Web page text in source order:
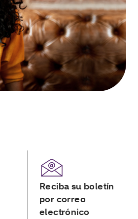
Reciba su boletín
por correo
electrónico